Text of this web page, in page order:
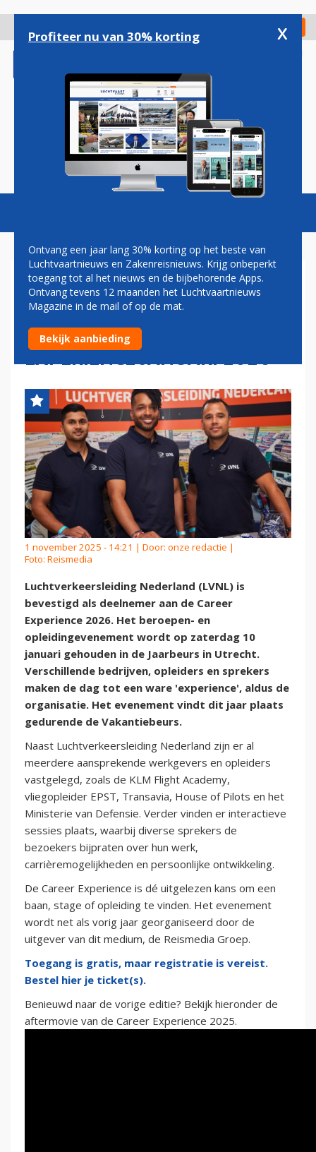
gaan
Check in
Magazine Podcasts Vacatures
LUCHTVERKEERSLEIDING
NEDERLAND BEVESTIGD ALS
DEELNEMER CAREER
EXPERIENCE JANUARI 2026
1 november 2025 - 14:21 | Door: onze redactie |
Foto: Reismedia
Luchtverkeersleiding Nederland (LVNL) is
bevestigd als deelnemer aan de Career
Experience 2026. Het beroepen- en
opleidingevenement wordt op zaterdag 10
januari gehouden in de Jaarbeurs in Utrecht.
Verschillende bedrijven, opleiders en sprekers
maken de dag tot een ware 'experience', aldus de
organisatie. Het evenement vindt dit jaar plaats
gedurende de Vakantiebeurs.
Naast Luchtverkeersleiding Nederland zijn er al
meerdere aansprekende werkgevers en opleiders
vastgelegd, zoals de KLM Flight Academy,
vliegopleider EPST, Transavia, House of Pilots en het
Ministerie van Defensie. Verder vinden er interactieve
sessies plaats, waarbij diverse sprekers de
bezoekers bijpraten over hun werk,
carrièremogelijkheden en persoonlijke ontwikkeling.
De Career Experience is dé uitgelezen kans om een
baan, stage of opleiding te vinden. Het evenement
wordt net als vorig jaar georganiseerd door de
uitgever van dit medium, de Reismedia Groep.
Toegang is gratis, maar registratie is vereist.
Bestel hier je ticket(s).
Benieuwd naar de vorige editie? Bekijk hieronder de
aftermovie van de Career Experience 2025.
Profiteer nu van 30% korting x
Ontvang een jaar lang 30% korting op het beste van
Luchtvaartnieuws en Zakenreisnieuws. Krijg onbeperkt
toegang tot al het nieuws en de bijbehorende Apps.
Ontvang tevens 12 maanden het Luchtvaartnieuws
Magazine in de mail of op de mat.
Bekijk aanbieding